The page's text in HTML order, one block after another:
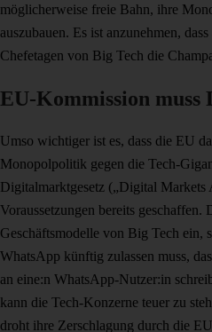
möglicherweise freie Bahn, ihre
auszubauen. Es ist anzunehmen,
Chefetagen von Big Tech die
EU-Kommission muss
Umso wichtiger ist es, dass die EU
Monopolpolitik gegen die Tech-
Digitalmarktgesetz („Digital
Voraussetzungen bereits
Geschäftsmodelle von Big Tech ein,
WhatsApp künftig zulassen muss,
an eine:n WhatsApp-Nutzer:in
kann die Tech-Konzerne teuer zu
droht ihre Zerschlagung durch die